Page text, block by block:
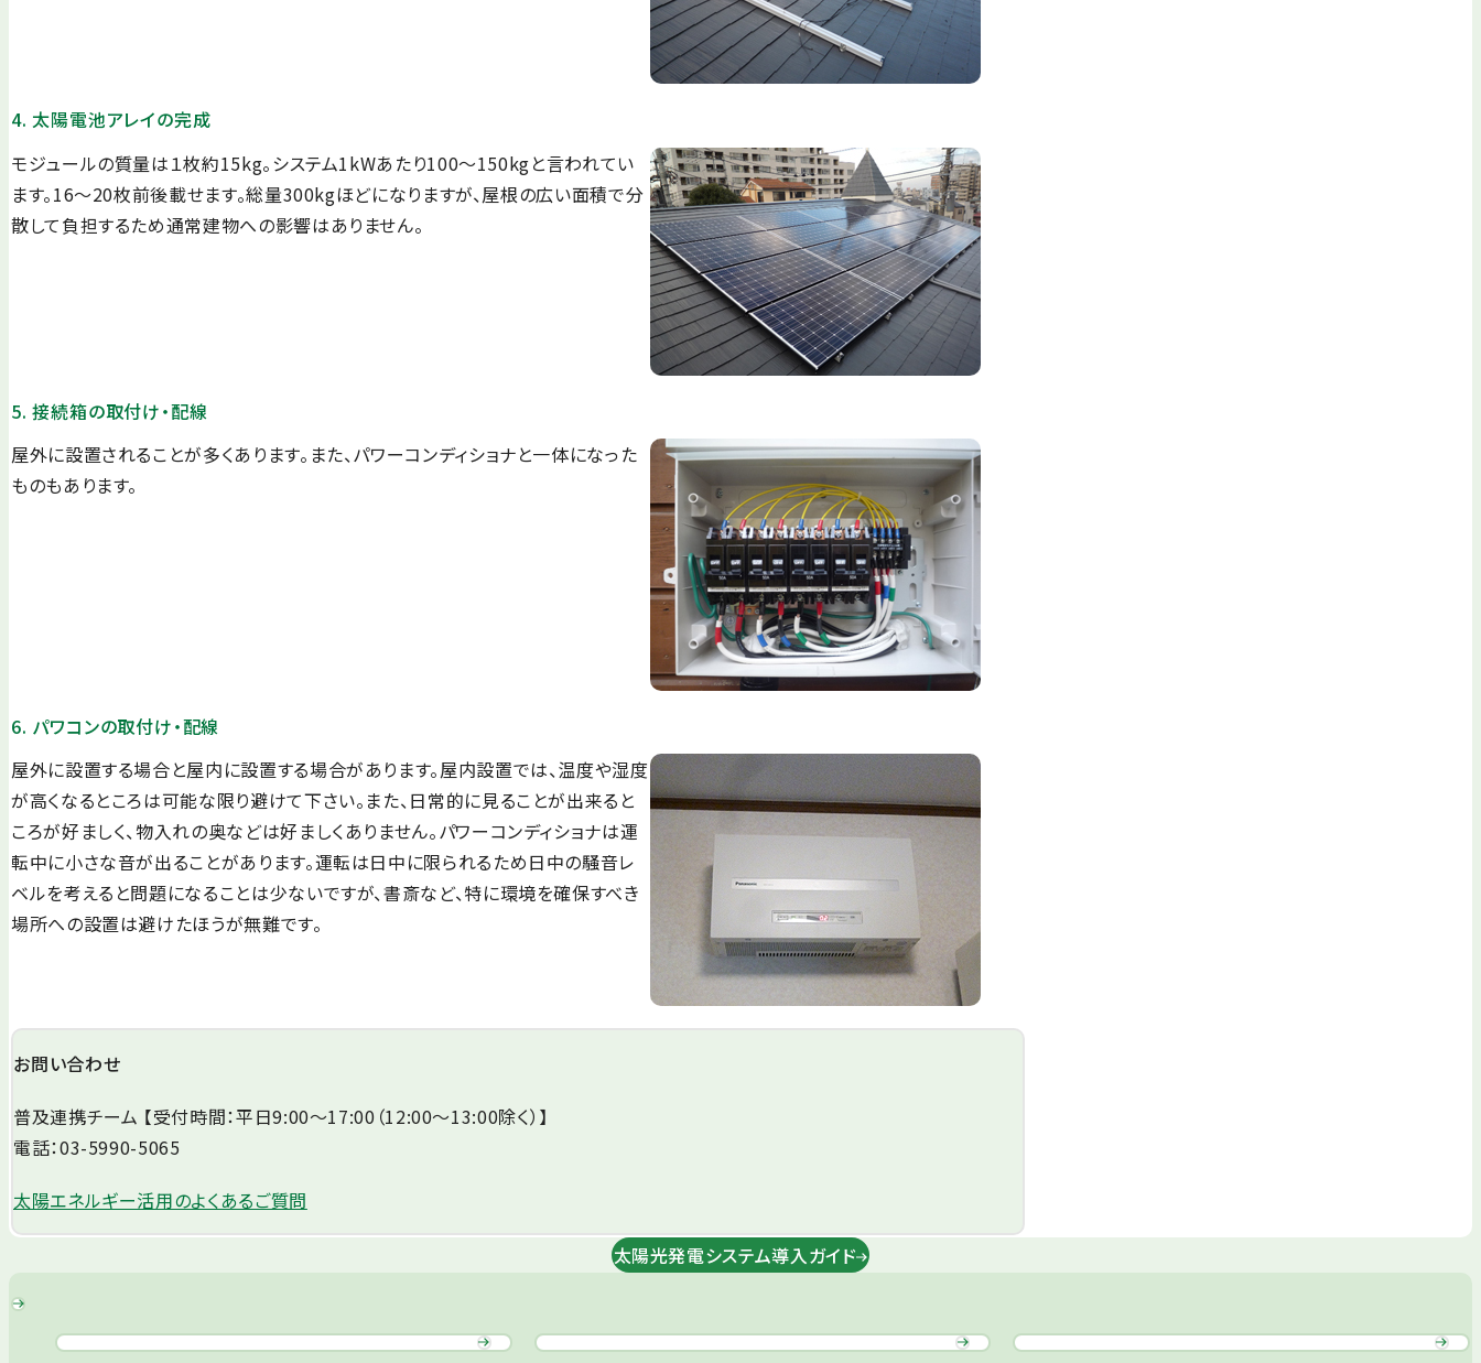
4. 太陽電池アレイの完成
モジュールの質量は１枚約15kg。システム1kWあたり100～150kgと言われてい
ます。16～20枚前後載せます。総量300kgほどになりますが、屋根の広い面積で分
散して負担するため通常建物への影響はありません。
5. 接続箱の取付け・配線
屋外に設置されることが多くあります。また、パワーコンディショナと一体になった
ものもあります。
6. パワコンの取付け・配線
屋外に設置する場合と屋内に設置する場合があります。屋内設置では、温度や湿度
が高くなるところは可能な限り避けて下さい。また、日常的に見ることが出来ると
ころが好ましく、物入れの奥などは好ましくありません。パワーコンディショナは運
転中に小さな音が出ることがあります。運転は日中に限られるため日中の騒音レ
ベルを考えると問題になることは少ないですが、書斎など、特に環境を確保すべき
場所への設置は避けたほうが無難です。
お問い合わせ
普及連携チーム 【受付時間：平日9:00～17:00（12:00～13:00除く）】
電話：03-5990-5065
太陽エネルギー活用のよくあるご質問
太陽光発電システム導入ガイド